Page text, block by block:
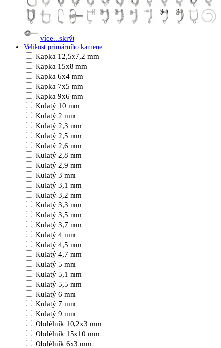
více...skrýt
Velikost primárního kamene
Kapka 12,5x7,2 mm
Kapka 15x8 mm
Kapka 6x4 mm
Kapka 7x5 mm
Kapka 9x6 mm
Kulatý 10 mm
Kulatý 2 mm
Kulatý 2,3 mm
Kulatý 2,5 mm
Kulatý 2,6 mm
Kulatý 2,8 mm
Kulatý 2,9 mm
Kulatý 3 mm
Kulatý 3,1 mm
Kulatý 3,2 mm
Kulatý 3,3 mm
Kulatý 3,5 mm
Kulatý 3,7 mm
Kulatý 4 mm
Kulatý 4,5 mm
Kulatý 4,7 mm
Kulatý 5 mm
Kulatý 5,1 mm
Kulatý 5,5 mm
Kulatý 6 mm
Kulatý 7 mm
Kulatý 9 mm
Obdélník 10,2x3 mm
Obdélník 15x10 mm
Obdélník 6x3 mm